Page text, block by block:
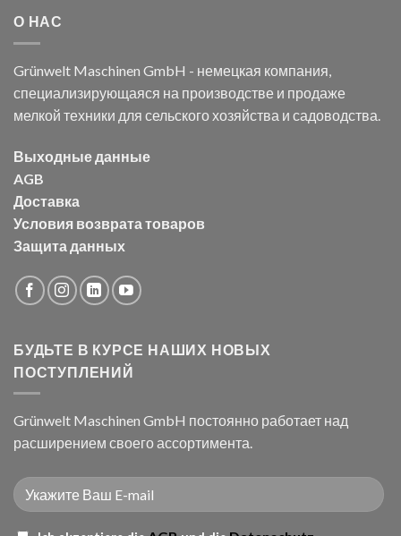
О НАС
Grünwelt Maschinen GmbH - немецкая компания,
специализирующаяся на производстве и продаже
мелкой техники для сельского хозяйства и садоводства.
Выходные данные
AGB
Доставка
Условия возврата товаров
Защита данных
БУДЬТЕ В КУРСЕ НАШИХ НОВЫХ
ПОСТУПЛЕНИЙ
Grünwelt Maschinen GmbH постоянно работает над
расширением своего ассортимента.